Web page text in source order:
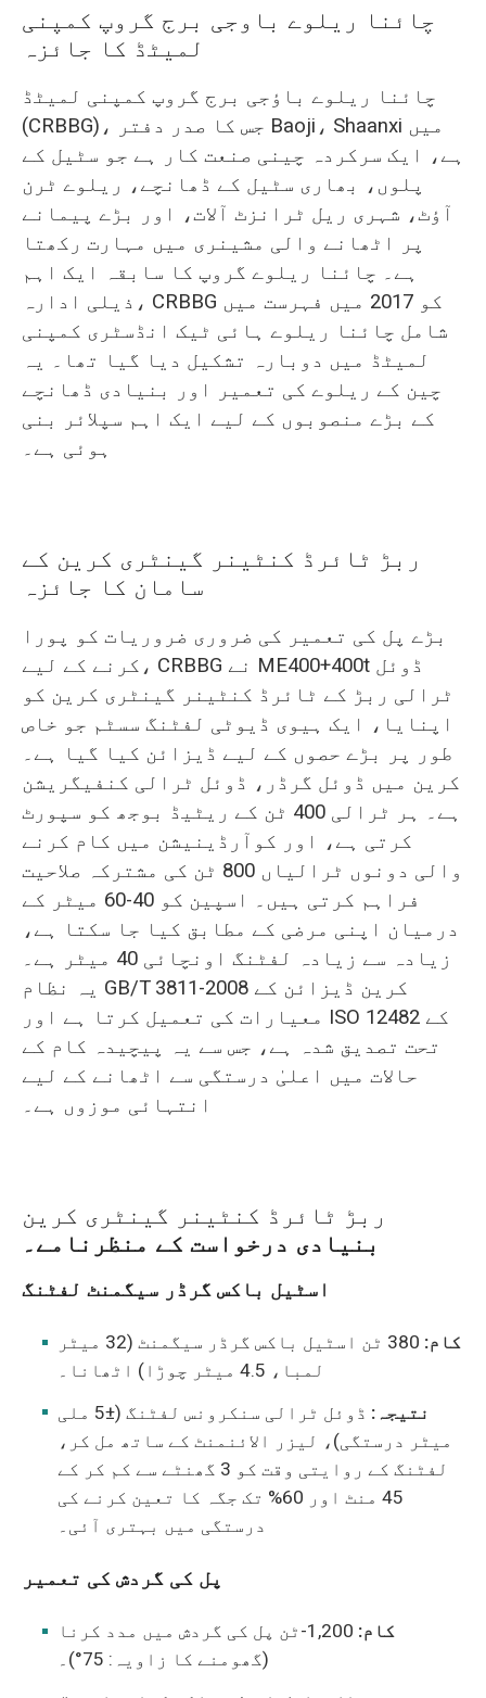
چائنا ریلوے باوجی برج گروپ کمپنی
لمیٹڈ کا جائزہ
چائنا ریلوے باؤجی برج گروپ کمپنی لمیٹڈ
(CRBBG)، جس کا صدر دفتر Baoji، Shaanxi میں
ہے، ایک سرکردہ چینی صنعت کار ہے جو سٹیل کے
پلوں، بھاری سٹیل کے ڈھانچے، ریلوے ٹرن
آؤٹ، شہری ریل ٹرانزٹ آلات، اور بڑے پیمانے
پر اٹھانے والی مشینری میں مہارت رکھتا
ہے۔ چائنا ریلوے گروپ کا سابقہ ایک اہم
ذیلی ادارہ، CRBBG کو 2017 میں فہرست میں
شامل چائنا ریلوے ہائی ٹیک انڈسٹری کمپنی
لمیٹڈ میں دوبارہ تشکیل دیا گیا تھا۔ یہ
چین کے ریلوے کی تعمیر اور بنیادی ڈھانچے
کے بڑے منصوبوں کے لیے ایک اہم سپلائر بنی
ہوئی ہے۔
ربڑ ٹائرڈ کنٹینر گینٹری کرین کے
سامان کا جائزہ
بڑے پل کی تعمیر کی ضروری ضروریات کو پورا
کرنے کے لیے، CRBBG نے ME400+400t ڈوئل
ٹرالی ربڑ کے ٹائرڈ کنٹینر گینٹری کرین کو
اپنایا، ایک ہیوی ڈیوٹی لفٹنگ سسٹم جو خاص
طور پر بڑے حصوں کے لیے ڈیزائن کیا گیا ہے۔
کرین میں ڈوئل گرڈر، ڈوئل ٹرالی کنفیگریشن
ہے۔ ہر ٹرالی 400 ٹن کے ریٹیڈ بوجھ کو سپورٹ
کرتی ہے، اور کوآرڈینیشن میں کام کرنے
والی دونوں ٹرالیاں 800 ٹن کی مشترکہ صلاحیت
فراہم کرتی ہیں۔ اسپین کو 40-60 میٹر کے
درمیان اپنی مرضی کے مطابق کیا جا سکتا ہے،
زیادہ سے زیادہ لفٹنگ اونچائی 40 میٹر ہے۔
یہ نظام GB/T 3811-2008 کرین ڈیزائن کے
معیارات کی تعمیل کرتا ہے اور ISO 12482 کے
تحت تصدیق شدہ ہے، جس سے یہ پیچیدہ کام کے
حالات میں اعلیٰ درستگی سے اٹھانے کے لیے
انتہائی موزوں ہے۔
ربڑ ٹائرڈ کنٹینر گینٹری کرین
بنیادی درخواست کے منظرنامے۔
اسٹیل باکس گرڈر سیگمنٹ لفٹنگ
کام:
380 ٹن اسٹیل باکس گرڈر سیگمنٹ (32 میٹر
لمبا، 4.5 میٹر چوڑا) اٹھانا۔
نتیجہ:
ڈوئل ٹرالی سنکرونس لفٹنگ (±5 ملی
میٹر درستگی)، لیزر الائنمنٹ کے ساتھ مل کر،
لفٹنگ کے روایتی وقت کو 3 گھنٹے سے کم کر کے
45 منٹ اور 60% تک جگہ کا تعین کرنے کی
درستگی میں بہتری آئی۔
پل کی گردش کی تعمیر
کام:
1,200-ٹن پل کی گردش میں مدد کرنا
(گھومنے کا زاویہ: 75°)۔